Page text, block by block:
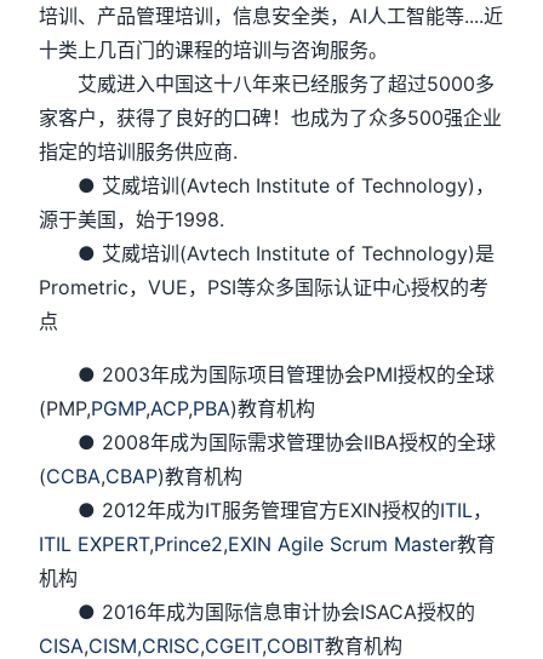
培训、产品管理培训，信息安全类，AI人工智能等....近
十类上几百门的课程的培训与咨询服务。
艾威进入中国这十八年来已经服务了超过5000多
家客户，获得了良好的口碑！也成为了众多500强企业
指定的培训服务供应商.
● 艾威培训(Avtech Institute of Technology)，
源于美国，始于1998.
● 艾威培训(Avtech Institute of Technology)是
Prometric，VUE，PSI等众多国际认证中心授权的考
点
● 2003年成为国际项目管理协会PMI授权的全球
(PMP,PGMP,ACP,PBA)教育机构
● 2008年成为国际需求管理协会IIBA授权的全球
(CCBA,CBAP)教育机构
● 2012年成为IT服务管理官方EXIN授权的ITIL，
ITIL EXPERT,Prince2,EXIN Agile Scrum Master教育
机构
● 2016年成为国际信息审计协会ISACA授权的
CISA,CISM,CRISC,CGEIT,COBIT教育机构